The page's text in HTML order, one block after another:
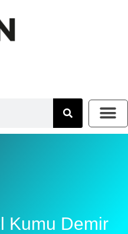
Kumu Demir